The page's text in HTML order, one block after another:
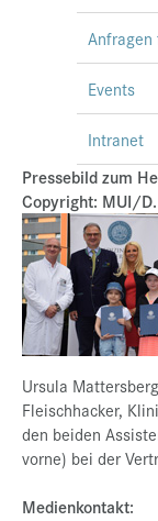
Anfragen
Events
Intranet
Pressebild zum
Copyright: MUI/
Ursula
Fleischhacker,
den beiden
vorne) bei der
Medienkontakt: